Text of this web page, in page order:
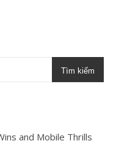
Tìm kiếm
and Mobile Thrills